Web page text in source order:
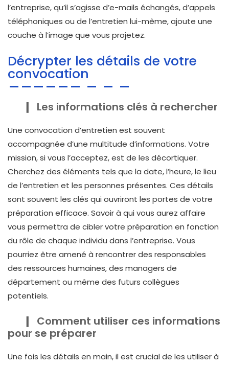
l’entreprise, qu’il s’agisse d’e-mails échangés, d’appels
téléphoniques ou de l’entretien lui-même, ajoute une
couche à l’image que vous projetez.
Décrypter les détails de votre
convocation
Les informations clés à rechercher
Une convocation d’entretien est souvent
accompagnée d’une multitude d’informations. Votre
mission, si vous l’acceptez, est de les décortiquer.
Cherchez des éléments tels que la date, l’heure, le lieu
de l’entretien et les personnes présentes. Ces détails
sont souvent les clés qui ouvriront les portes de votre
préparation efficace. Savoir à qui vous aurez affaire
vous permettra de cibler votre préparation en fonction
du rôle de chaque individu dans l’entreprise. Vous
pourriez être amené à rencontrer des responsables
des ressources humaines, des managers de
département ou même des futurs collègues
potentiels.
Comment utiliser ces informations
pour se préparer
Une fois les détails en main, il est crucial de les utiliser à